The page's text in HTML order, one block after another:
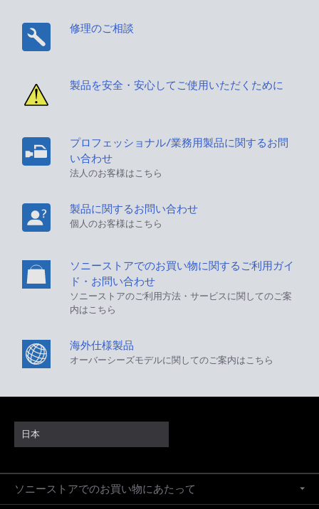
修理のご相談
製品を安全・安心してご使用いただくために
プロフェッショナル/業務用製品に関するお問
い合わせ
法人のお客様はこちら
製品に関するお問い合わせ
個人のお客様はこちら
ソニーストアでのお買い物に関するご利用ガイ
ド・お問い合わせ
ソニーストアのご利用方法・サービスに関してのご案
内はこちら
海外仕様製品
オーバーシーズモデルに関してのご案内はこちら
日本
ソニーストアでのお買い物にあたって